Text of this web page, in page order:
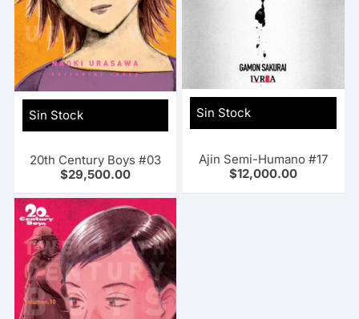
Sin Stock
20th Century Boys #03
$29,500.00
Sin Stock
Ajin Semi-Humano #17
$12,000.00